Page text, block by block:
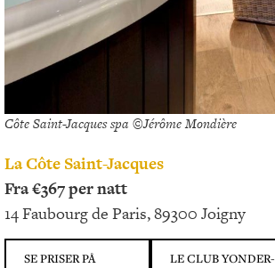
Côte Saint-Jacques spa ©Jérôme Mondière
La Côte Saint-Jacques
Fra €367 per natt
14 Faubourg de Paris, 89300 Joigny
SE PRISER PÅ
LE CLUB YONDER-